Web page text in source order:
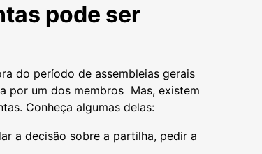
pode ser
do período de assembleias gerais
por um dos membros Mas, existem
Conheça algumas delas:
a decisão sobre a partilha, pedir a